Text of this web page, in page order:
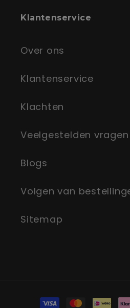
Klantenservice
Over ons
Klantenservice
Klachten
Veelgestelden vragen
Blogs
Volgen van
Sitemap